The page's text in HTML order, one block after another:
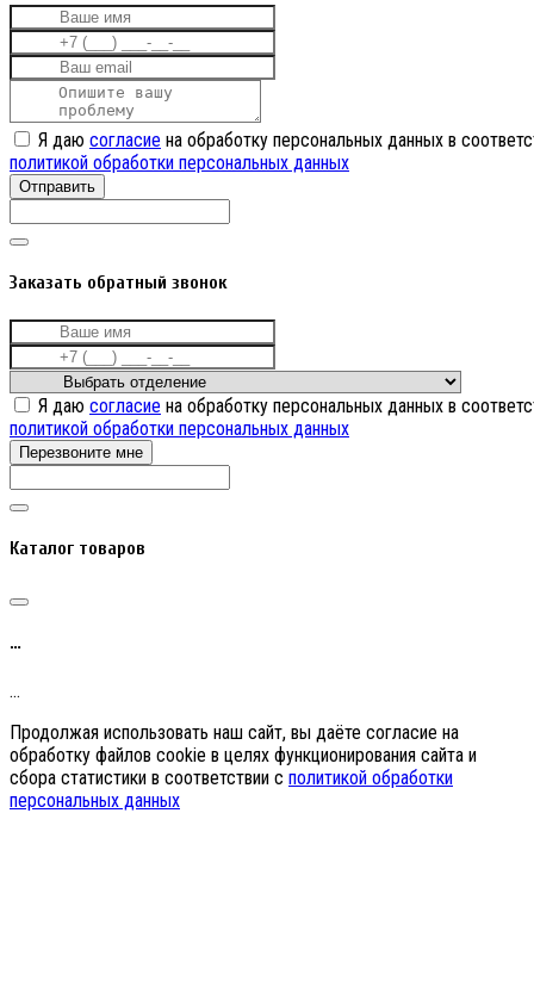
Я даю согласие на обработку персональных данных в
политикой обработки персональных данных
Отправить
Заказать обратный звонок
Я даю согласие на обработку персональных данных в
политикой обработки персональных данных
Перезвоните мне
Каталог товаров
…
…
Продолжая использовать наш сайт, вы даёте согласие на
обработку файлов cookie в целях функционирования сайта и
сбора статистики в соответствии с политикой обработки
персональных данных